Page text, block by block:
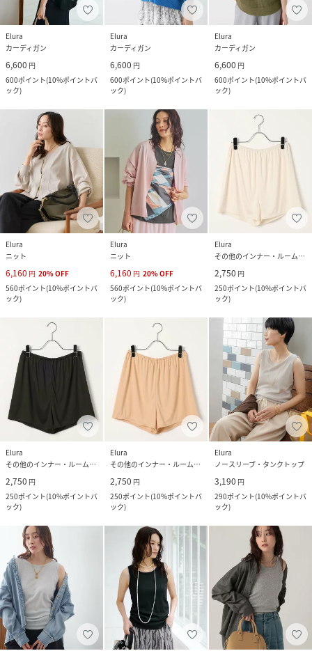
Elura
カーディガン
6,600 円
600ポイント(10%ポイントバ
ック)
Elura
カーディガン
6,600 円
600ポイント(10%ポイントバ
ック)
Elura
カーディガン
6,600 円
600ポイント(10%ポイントバ
ック)
Elura
ニット
6,160 円 20%OFF
560ポイント(10%ポイントバ
ック)
Elura
ニット
6,160 円 20%OFF
560ポイント(10%ポイントバ
ック)
Elura
その他のインナー・ルームウェア
2,750 円
250ポイント(10%ポイントバ
ック)
Elura
その他のインナー・ルームウェア
2,750 円
250ポイント(10%ポイントバ
ック)
Elura
その他のインナー・ルームウェア
2,750 円
250ポイント(10%ポイントバ
ック)
Elura
ノースリーブ・タンクトップ
3,190 円
290ポイント(10%ポイントバ
ック)